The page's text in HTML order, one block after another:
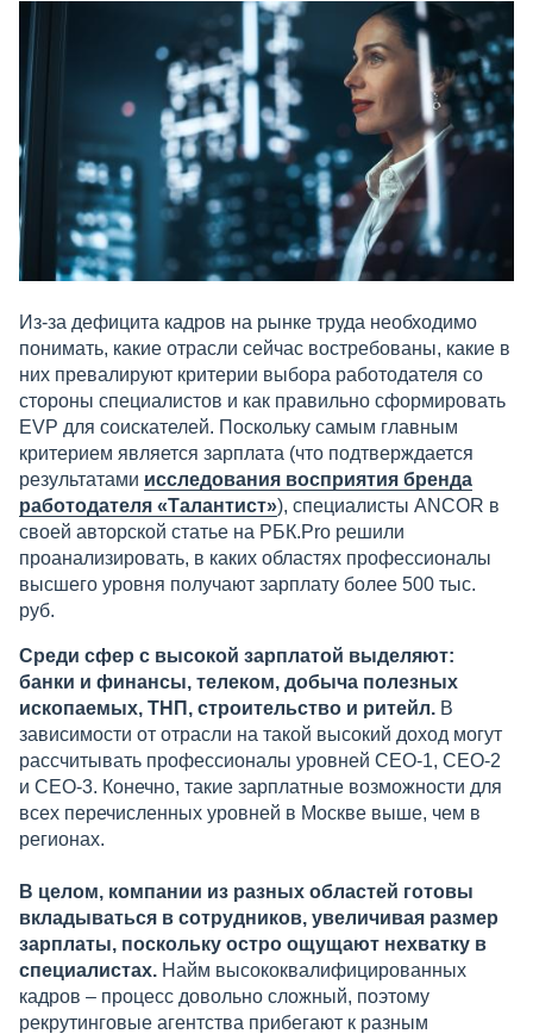
Из-за дефицита кадров на рынке труда необходимо
понимать, какие отрасли сейчас востребованы, какие в
них превалируют критерии выбора работодателя со
стороны специалистов и как правильно сформировать
EVP для соискателей. Поскольку самым главным
критерием является зарплата (что подтверждается
результатами исследования восприятия бренда
работодателя «Талантист»), специалисты ANCOR в
своей авторской статье на РБК.Pro решили
проанализировать, в каких областях профессионалы
высшего уровня получают зарплату более 500 тыс.
руб.
Среди сфер с высокой зарплатой выделяют:
банки и финансы, телеком, добыча полезных
ископаемых, ТНП, строительство и ритейл. В
зависимости от отрасли на такой высокий доход могут
рассчитывать профессионалы уровней СЕО-1, СЕО-2
и СЕО-3. Конечно, такие зарплатные возможности для
всех перечисленных уровней в Москве выше, чем в
регионах.
В целом, компании из разных областей готовы
вкладываться в сотрудников, увеличивая размер
зарплаты, поскольку остро ощущают нехватку в
специалистах. Найм высококвалифицированных
кадров – процесс довольно сложный, поэтому
рекрутинговые агентства прибегают к разным